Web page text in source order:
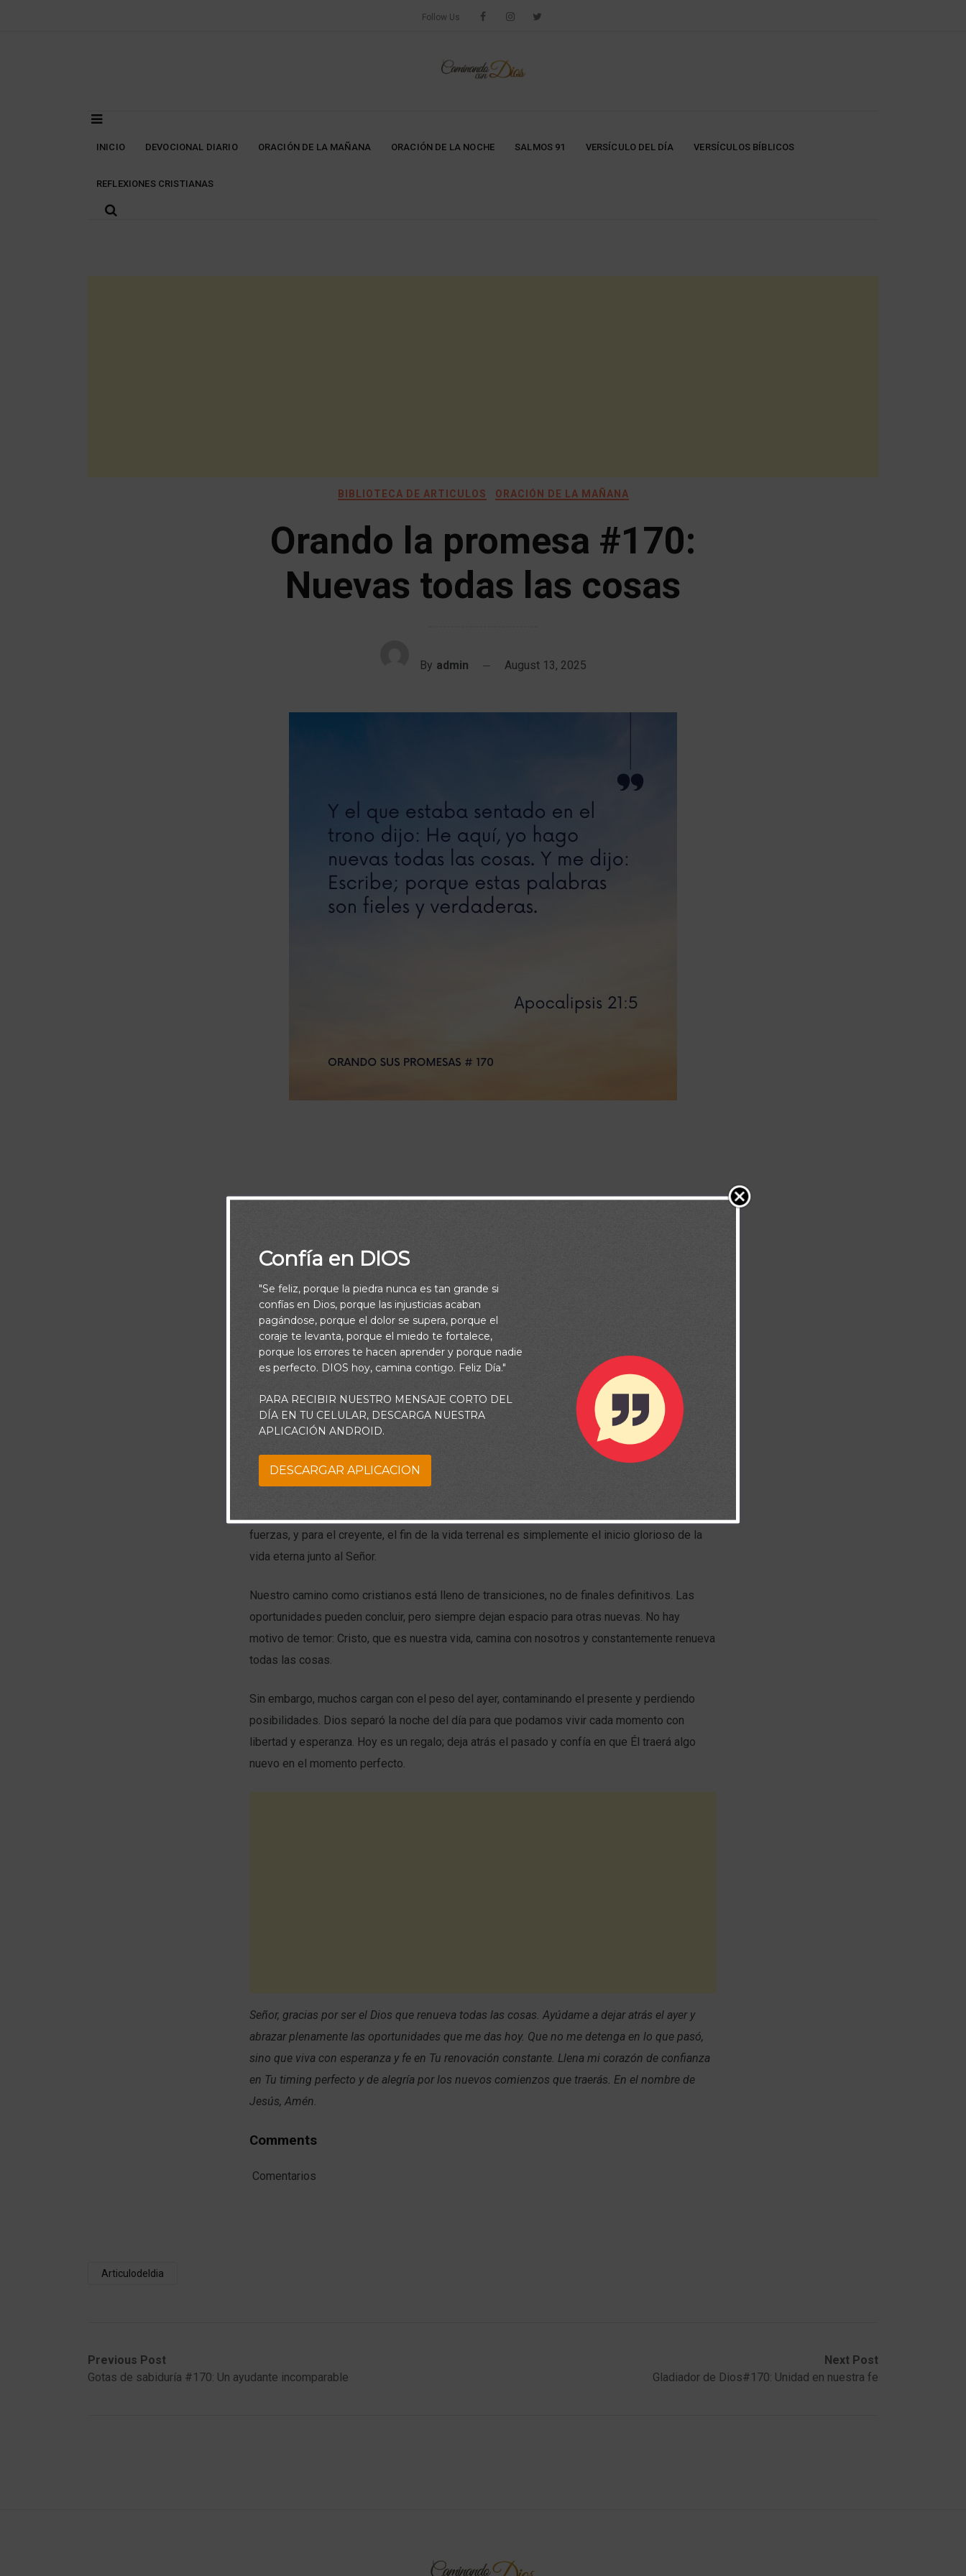
Follow Us
INICIO DEVOCIONAL DIARIO ORACIÓN DE LA MAÑANA ORACIÓN DE LA NOCHE SALMOS 91 VERSÍCULO DEL DÍA VERSÍCULOS BÍBLICOS
REFLEXIONES CRISTIANAS
BIBLIOTECA DE ARTICULOS ORACIÓN DE LA MAÑANA
Orando la promesa #170:
Nuevas todas las cosas
By admin August 13, 2025
fuerzas, y para el creyente, el fin de la vida terrenal es simplemente el inicio glorioso de la
vida eterna junto al Señor.
Nuestro camino como cristianos está lleno de transiciones, no de finales definitivos. Las
oportunidades pueden concluir, pero siempre dejan espacio para otras nuevas. No hay
motivo de temor: Cristo, que es nuestra vida, camina con nosotros y constantemente renueva
todas las cosas.
Sin embargo, muchos cargan con el peso del ayer, contaminando el presente y perdiendo
posibilidades. Dios separó la noche del día para que podamos vivir cada momento con
libertad y esperanza. Hoy es un regalo; deja atrás el pasado y confía en que Él traerá algo
nuevo en el momento perfecto.
Señor, gracias por ser el Dios que renueva todas las cosas. Ayúdame a dejar atrás el ayer y
abrazar plenamente las oportunidades que me das hoy. Que no me detenga en lo que pasó,
sino que viva con esperanza y fe en Tu renovación constante. Llena mi corazón de confianza
en Tu timing perfecto y de alegría por los nuevos comienzos que traerás. En el nombre de
Jesús, Amén.
Comments
Comentarios
Articulodeldia
Previous Post
Gotas de sabiduría #170: Un ayudante incomparable
Next Post
Gladiador de Dios#170: Unidad en nuestra fe
Confía en DIOS
"Se feliz, porque la piedra nunca es tan grande si
confías en Dios, porque las injusticias acaban
pagándose, porque el dolor se supera, porque el
coraje te levanta, porque el miedo te fortalece,
porque los errores te hacen aprender y porque nadie
es perfecto. DIOS hoy, camina contigo. Feliz Día."
PARA RECIBIR NUESTRO MENSAJE CORTO DEL
DÍA EN TU CELULAR, DESCARGA NUESTRA
APLICACIÓN ANDROID.
DESCARGAR APLICACION